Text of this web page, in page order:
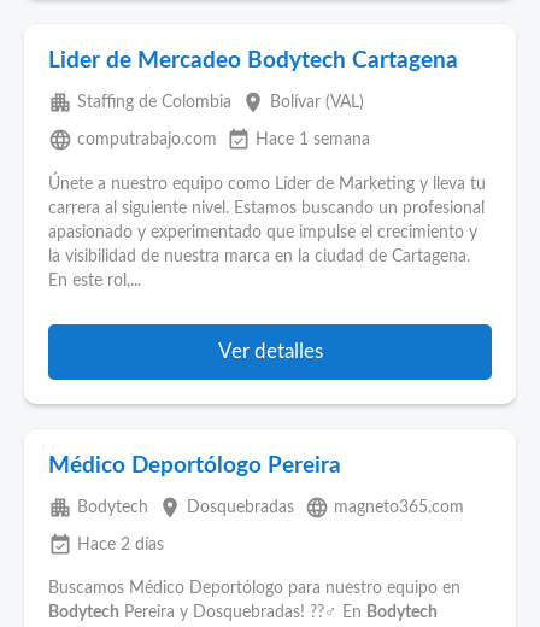
Lider de Mercadeo Bodytech Cartagena
apartment Staffing de Colombia place Bolívar (VAL)
language computrabajo.com event_available Hace 1 semana
Únete a nuestro equipo como Líder de Marketing y lleva tu
carrera al siguiente nivel. Estamos buscando un profesional
apasionado y experimentado que impulse el crecimiento y
la visibilidad de nuestra marca en la ciudad de Cartagena.
En este rol,...
Ver detalles
Médico Deportólogo Pereira
apartment Bodytech place Dosquebradas language magneto365.com
event_available Hace 2 días
Buscamos Médico Deportólogo para nuestro equipo en
Bodytech Pereira y Dosquebradas! ??️♂️ En Bodytech